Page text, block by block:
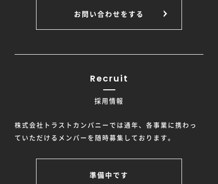
お問い合わせをする
Recruit
採用情報
株式会社トラストカンパニーでは通年、各事業に携わっ
ていただけるメンバーを随時募集しております。
準備中です